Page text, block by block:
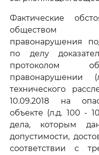
Фактические
обществом
правонарушения
по делу
протоколом
правонарушении
технического
10.09.2018 на
объекте (л.д. 100 -
дела, которым
допустимости,
соответствии с